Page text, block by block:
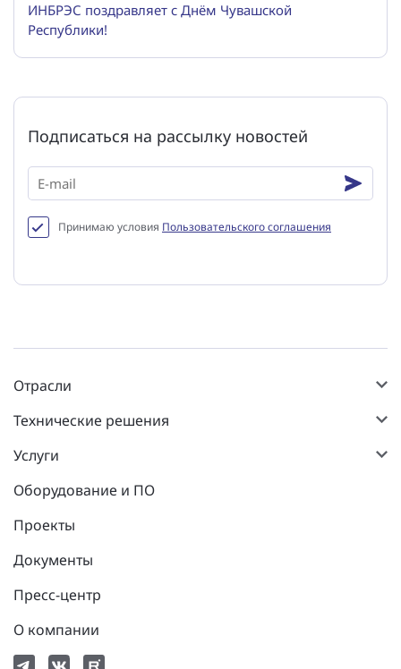
ИНБРЭС поздравляет с Днём Чувашской
Республики!
Подписаться на рассылку новостей
Принимаю условия Пользовательского соглашения
Отрасли
Технические решения
Услуги
Оборудование и ПО
Проекты
Документы
Пресс-центр
О компании